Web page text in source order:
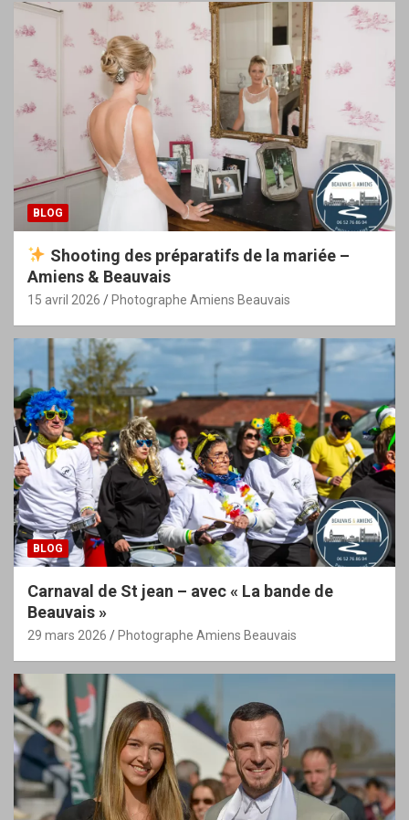
BLOG
Shooting des préparatifs de la mariée –
Amiens & Beauvais
15 avril 2026 Photographe Amiens Beauvais
BLOG
Carnaval de St jean – avec « La bande de
Beauvais »
29 mars 2026 Photographe Amiens Beauvais